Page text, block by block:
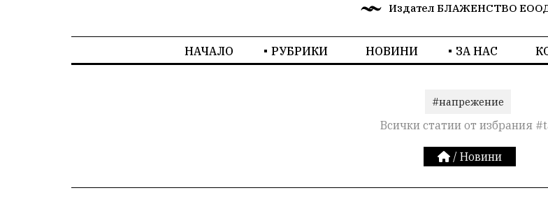
Издател БЛАЖЕНСТВО
НАЧАЛО РУБРИКИ НОВИНИ ЗА НАС
#напрежение
Всички статии от избрания
/ Новини